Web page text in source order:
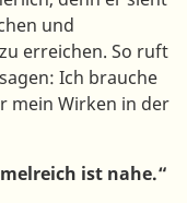
und
erreichen. So ruft
Ich brauche
mein Wirken in der
ist nahe.“